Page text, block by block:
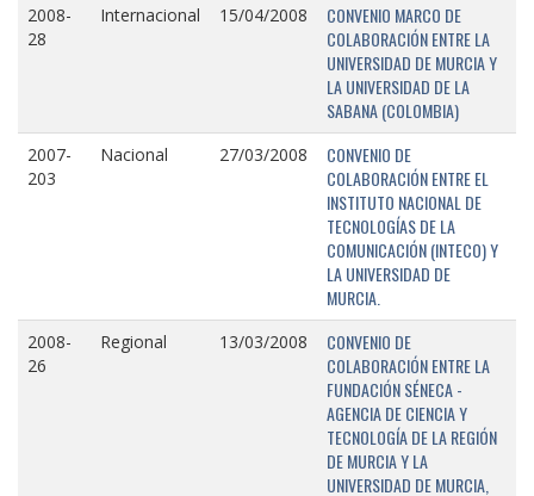
2008-
28
Internacional 15/04/2008
CONVENIO MARCO DE
COLABORACIÓN ENTRE LA
UNIVERSIDAD DE MURCIA Y
LA UNIVERSIDAD DE LA
SABANA (COLOMBIA)
2007-
203
Nacional 27/03/2008
CONVENIO DE
COLABORACIÓN ENTRE EL
INSTITUTO NACIONAL DE
TECNOLOGÍAS DE LA
COMUNICACIÓN (INTECO) Y
LA UNIVERSIDAD DE
MURCIA.
2008-
26
Regional 13/03/2008
CONVENIO DE
COLABORACIÓN ENTRE LA
FUNDACIÓN SÉNECA -
AGENCIA DE CIENCIA Y
TECNOLOGÍA DE LA REGIÓN
DE MURCIA Y LA
UNIVERSIDAD DE MURCIA,